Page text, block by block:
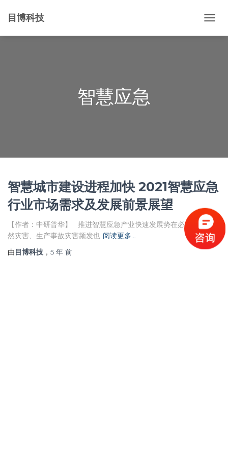
目博科技
换
智慧应急
智慧城市建设进程加快 2021智慧应急
行业市场需求及发展前景展望
【作者：中研普华】 推进智慧应急产业快速发展势在必行 我国自
然灾害、生产事故灾害频发也 阅读更多…
由目博科技 ， 5 年 前